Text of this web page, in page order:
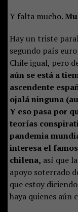
Y falta mucho.
Hay un triste
segundo país
Chile igual, pero
aún se está a
ascendente
ojalá ninguna
Y eso pasa por
teorías
pandemia
interesa el
chilena, así que
apoyo soterrado
que estoy
haya quienes aún